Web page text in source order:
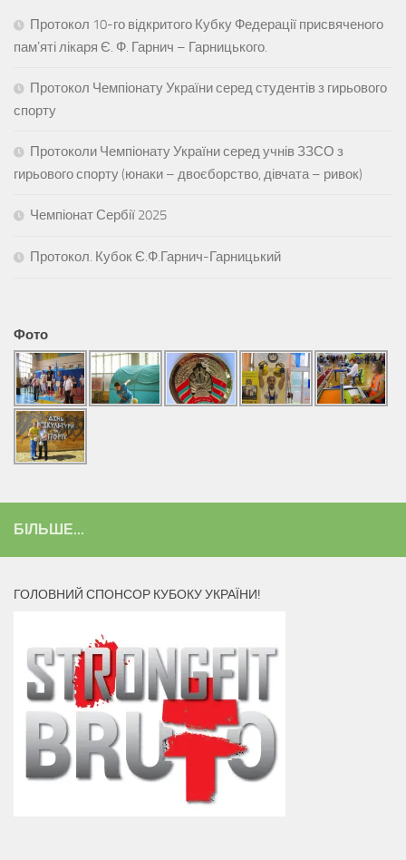
Протокол 10-го відкритого Кубку Федерації присвяченого
памʼяті лікаря Є. Ф. Гарнич – Гарницького.
Протокол Чемпіонату України серед студентів з гирьового
спорту
Протоколи Чемпіонату України серед учнів ЗЗСО з
гирьового спорту (юнаки – двоєборство, дівчата – ривок)
Чемпіонат Сербії 2025
Протокол. Кубок Є.Ф.Гарнич-Гарницький
Фото
БІЛЬШЕ...
ГОЛОВНИЙ СПОНСОР КУБОКУ УКРАЇНИ!